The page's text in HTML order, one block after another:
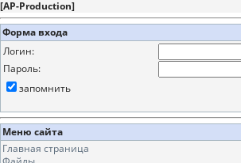
[AP-Production]
Форма входа
Логин:
Пароль:
запомнить
Меню сайта
Главная страница